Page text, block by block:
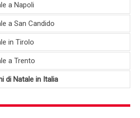
a Napoli
a San Candido
in Tirolo
a Trento
di Natale in Italia